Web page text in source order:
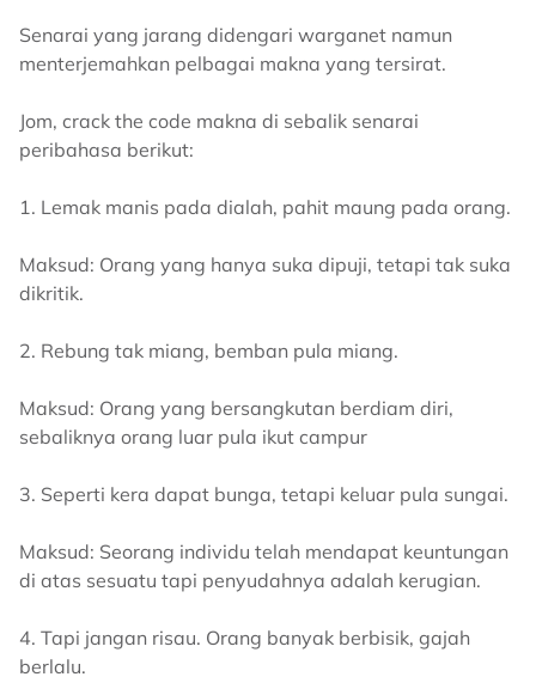
Senarai yang jarang didengari warganet namun
menterjemahkan pelbagai makna yang tersirat.
Jom, crack the code makna di sebalik senarai
peribahasa berikut:
1. Lemak manis pada dialah, pahit maung pada orang.
Maksud: Orang yang hanya suka dipuji, tetapi tak suka
dikritik.
2. Rebung tak miang, bemban pula miang.
Maksud: Orang yang bersangkutan berdiam diri,
sebaliknya orang luar pula ikut campur
3. Seperti kera dapat bunga, tetapi keluar pula sungai.
Maksud: Seorang individu telah mendapat keuntungan
di atas sesuatu tapi penyudahnya adalah kerugian.
4. Tapi jangan risau. Orang banyak berbisik, gajah
berlalu.